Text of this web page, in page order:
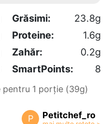
Grăsimi:
23.8g
Proteine:
1.6g
Zahăr:
0.2g
SmartPoints: 8
1 porție (39g)
P Petitchef_ro